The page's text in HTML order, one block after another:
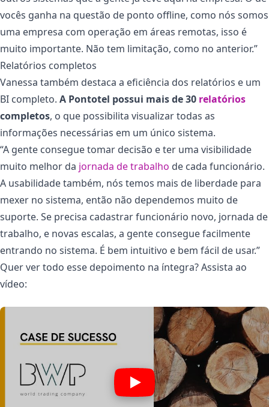
vocês ganha na questão de ponto offline, como nós somos
uma empresa com operação em áreas remotas, isso é
muito importante. Não tem limitação, como no anterior.”
Relatórios completos
Vanessa também destaca a eficiência dos relatórios e um
BI completo. A Pontotel possui mais de 30 relatórios
completos, o que possibilita visualizar todas as
informações necessárias em um único sistema.
“A gente consegue tomar decisão e ter uma visibilidade
muito melhor da jornada de trabalho de cada funcionário.
A usabilidade também, nós temos mais de liberdade para
mexer no sistema, então não dependemos muito de
suporte. Se precisa cadastrar funcionário novo, jornada de
trabalho, e novas escalas, a gente consegue facilmente
entrando no sistema. É bem intuitivo e bem fácil de usar.”
Quer ver todo esse depoimento na íntegra? Assista ao
vídeo: